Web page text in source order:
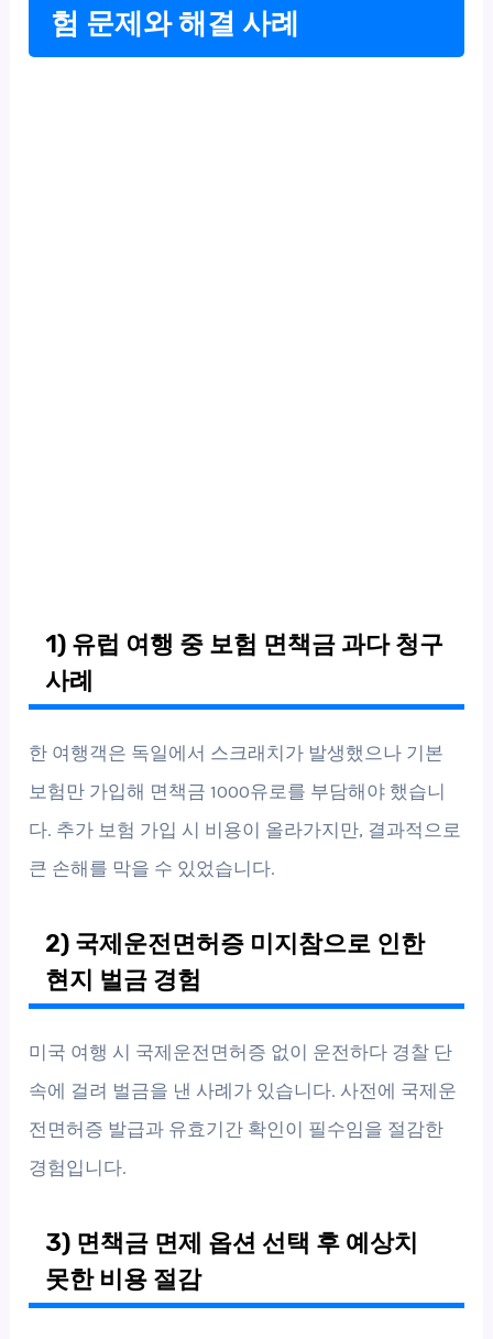
험 문제와 해결 사례
1) 유럽 여행 중 보험 면책금 과다 청구
사례
한 여행객은 독일에서 스크래치가 발생했으나 기본
보험만 가입해 면책금 1000유로를 부담해야 했습니
다. 추가 보험 가입 시 비용이 올라가지만, 결과적으로
큰 손해를 막을 수 있었습니다.
2) 국제운전면허증 미지참으로 인한
현지 벌금 경험
미국 여행 시 국제운전면허증 없이 운전하다 경찰 단
속에 걸려 벌금을 낸 사례가 있습니다. 사전에 국제운
전면허증 발급과 유효기간 확인이 필수임을 절감한
경험입니다.
3) 면책금 면제 옵션 선택 후 예상치
못한 비용 절감